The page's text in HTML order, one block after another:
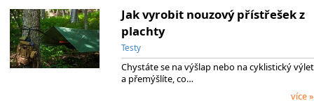
Jak vyrobit nouzový přístřešek z
plachty
Testy
Chystáte se na výšlap nebo na cyklistický výlet
a přemýšlíte, co…
více »